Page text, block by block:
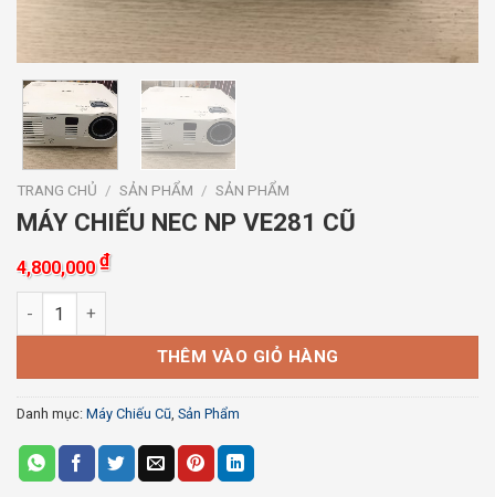
TRANG CHỦ / SẢN PHẨM / SẢN PHẨM
MÁY CHIẾU NEC NP VE281 CŨ
4,800,000₫
MÁY CHIẾU NEC NP VE281 CŨ số lượng
THÊM VÀO GIỎ HÀNG
Danh mục: Máy Chiếu Cũ, Sản Phẩm